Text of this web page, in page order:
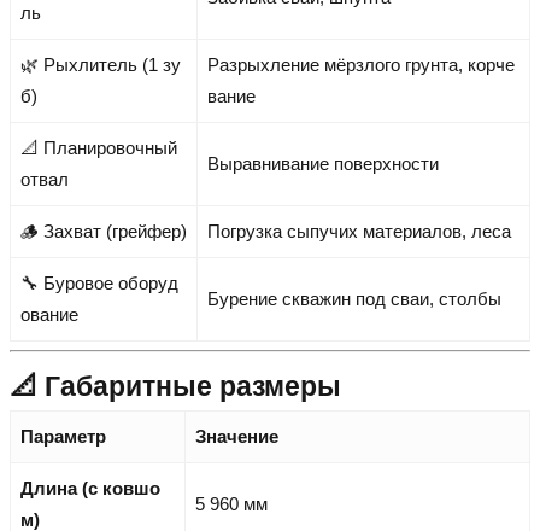
ль
🌿 Рыхлитель (1 зу
б)
Разрыхление мёрзлого грунта, корче
вание
📐 Планировочный
отвал
Выравнивание поверхности
🪵 Захват (грейфер) Погрузка сыпучих материалов, леса
🔧 Буровое оборуд
ование
Бурение скважин под сваи, столбы
📐 Габаритные размеры
Параметр Значение
Длина (с ковшо
м)
5 960 мм